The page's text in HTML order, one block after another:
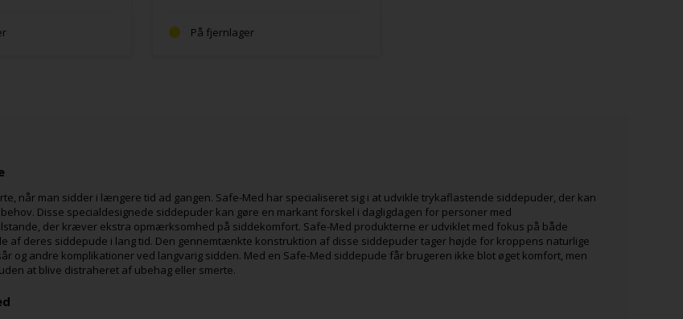
På fjernlager
når man sidder i længere tid ad gangen. Safe-Med har specialiseret sig i at udvikle trykaflastende siddepuder, der kan
Disse specialdesignede siddepuder kan gøre en markant forskel i dagligdagen for personer med
der kræver ekstra opmærksomhed på siddekomfort. Safe-Med produkterne er udviklet med fokus på både
deres siddepude i lang tid. Den gennemtænkte konstruktion af disse siddepuder tager højde for kroppens naturlige
og andre komplikationer ved langvarig sidden. Med en Safe-Med siddepude får brugeren ikke blot øget komfort, men
at blive distraheret af ubehag eller smerte.